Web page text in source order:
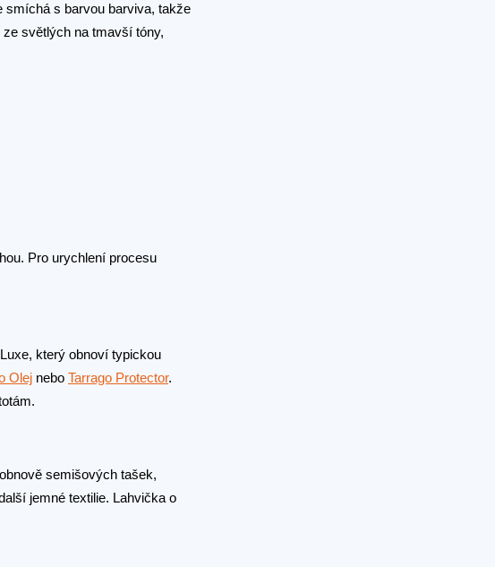
smíchá s barvou barviva, takže
ze světlých na tmavší tóny,
Pro urychlení procesu
který obnoví typickou
Olej nebo Tarrago Protector.
semišových tašek,
jemné textilie. Lahvička o